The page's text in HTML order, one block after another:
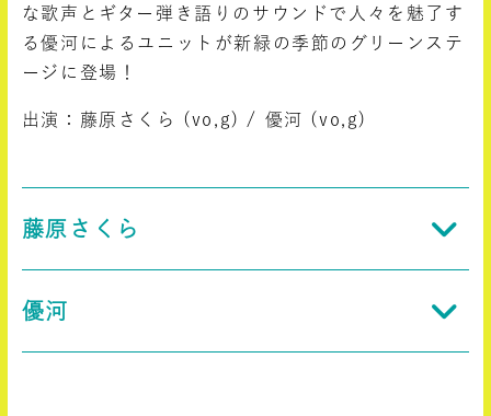
な歌声とギター弾き語りのサウンドで人々を魅了す
る優河によるユニットが新緑の季節のグリーンステ
ージに登場！
出演：藤原さくら (vo,g) / 優河 (vo,g)
藤原さくら
優河